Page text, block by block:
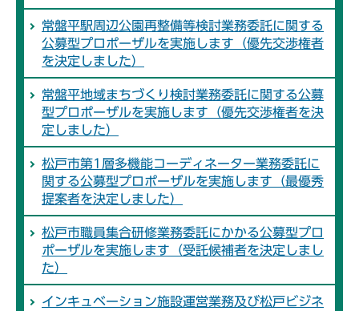
常盤平駅周辺公園再整備等検討業務委託に関する
公募型プロポーザルを実施します（優先交渉権者
を決定しました）
常盤平地域まちづくり検討業務委託に関する公募
型プロポーザルを実施します（優先交渉権者を決
定しました）
松戸市第1層多機能コーディネーター業務委託に
関する公募型プロポーザルを実施します（最優秀
提案者を決定しました）
松戸市職員集合研修業務委託にかかる公募型プロ
ポーザルを実施します（受託候補者を決定しまし
た）
インキュベーション施設運営業務及び松戸ビジネ